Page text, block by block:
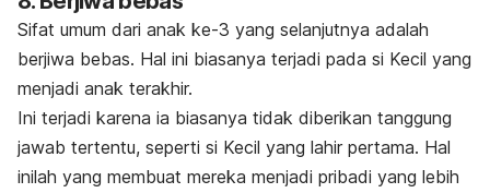
Sifat umum dari anak ke-3 yang selanjutnya adalah
berjiwa bebas. Hal ini biasanya terjadi pada si Kecil yang
menjadi anak terakhir.
Ini terjadi karena ia biasanya tidak diberikan tanggung
jawab tertentu, seperti si Kecil yang lahir pertama. Hal
inilah yang membuat mereka menjadi pribadi yang lebih